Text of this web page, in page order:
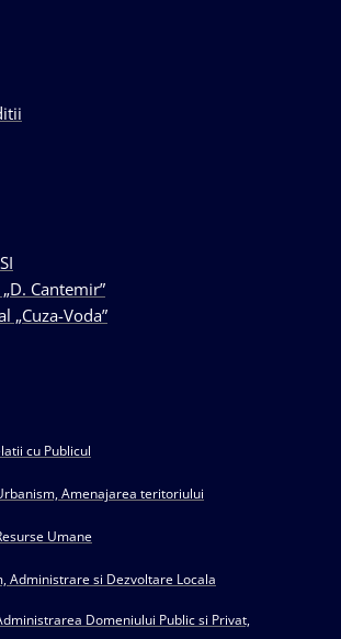
Cantemir”
„Cuza-Voda”
cu Publicul
Amenajarea teritoriului
Umane
Administrare si Dezvoltare Locala
Domeniului Public si Privat,